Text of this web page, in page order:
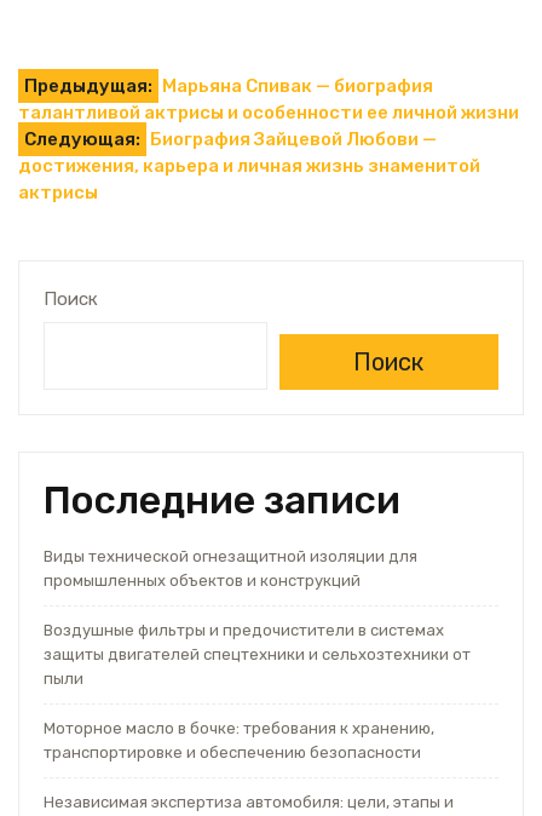
Навигация
по
записям
Предыдущая: Марьяна Спивак — биография
талантливой актрисы и особенности ее личной жизни
Следующая: Биография Зайцевой Любови —
достижения, карьера и личная жизнь знаменитой
актрисы
Поиск
Поиск
Последние записи
Виды технической огнезащитной изоляции для
промышленных объектов и конструкций
Воздушные фильтры и предочистители в системах
защиты двигателей спецтехники и сельхозтехники от
пыли
Моторное масло в бочке: требования к хранению,
транспортировке и обеспечению безопасности
Независимая экспертиза автомобиля: цели, этапы и